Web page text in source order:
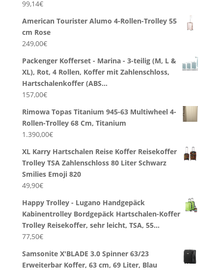
99,14€
American Tourister Alumo 4-Rollen-Trolley 55
cm Rose
249,00€
Packenger Kofferset - Marina - 3-teilig (M, L &
XL), Rot, 4 Rollen, Koffer mit Zahlenschloss,
Hartschalenkoffer (ABS…
157,00€
Rimowa Topas Titanium 945-63 Multiwheel 4-
Rollen-Trolley 68 Cm, Titanium
1.390,00€
XL Karry Hartschalen Reise Koffer Reisekoffer
Trolley TSA Zahlenschloss 80 Liter Schwarz
Smilies Emoji 820
49,90€
Happy Trolley - Lugano Handgepäck
Kabinentrolley Bordgepäck Hartschalen-Koffer
Trolley Reisekoffer, sehr leicht, TSA, 55…
77,50€
Samsonite X'BLADE 3.0 Spinner 63/23
Erweiterbar Koffer, 63 cm, 69 Liter, Blau